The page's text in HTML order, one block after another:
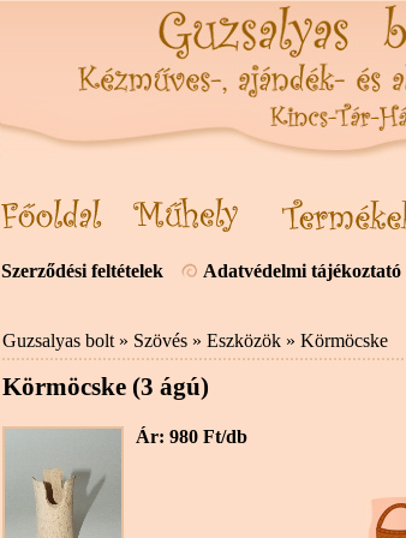
Szerződési feltételek Adatvédelmi tájékoztató
Guzsalyas bolt » Szövés » Eszközök » Körmöcske
Körmöcske (3 ágú)
Ár: 980 Ft/db